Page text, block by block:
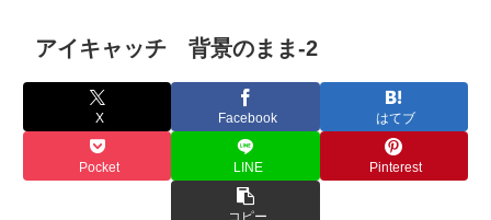
アイキャッチ 背景のまま-2
X Facebook はてブ
Pocket LINE Pinterest